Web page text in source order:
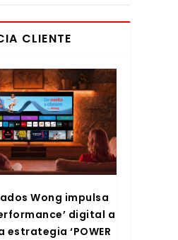
CLIENTE
Wong impul­sa
digi­tal a
estra­te­gia ‘POWER